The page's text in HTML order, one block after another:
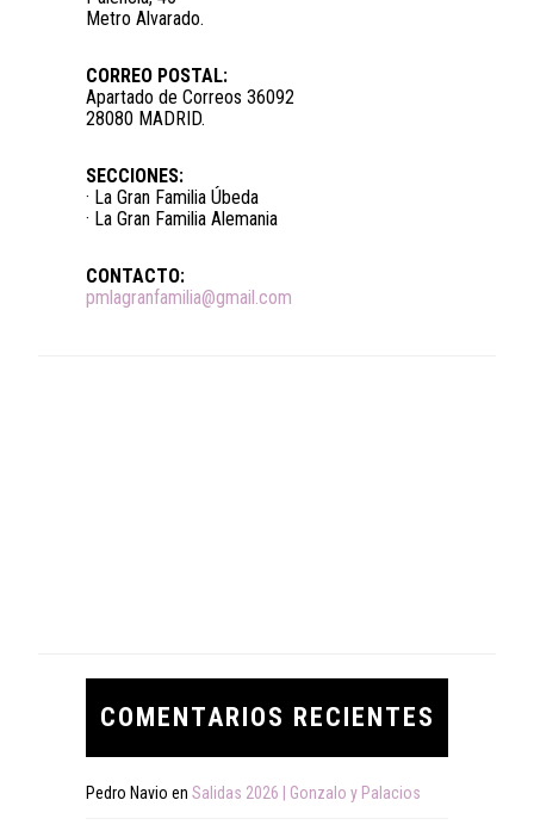
Metro Alvarado.
CORREO POSTAL:
Apartado de Correos 36092
28080 MADRID.
SECCIONES:
· La Gran Familia Úbeda
· La Gran Familia Alemania
CONTACTO:
pmlagranfamilia@gmail.com
COMENTARIOS RECIENTES
Pedro Navio en Salidas 2026 | Gonzalo y Palacios